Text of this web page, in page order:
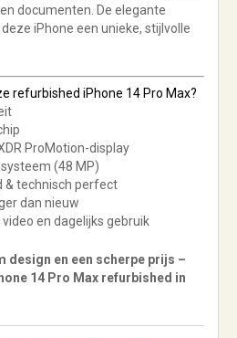
en documenten. De elegante
iPhone een unieke, stijlvolle
refurbished iPhone 14 Pro Max?
ProMotion-display
(48 MP)
& technisch perfect
dan nieuw
en dagelijks gebruik
design en een scherpe prijs –
14 Pro Max refurbished in